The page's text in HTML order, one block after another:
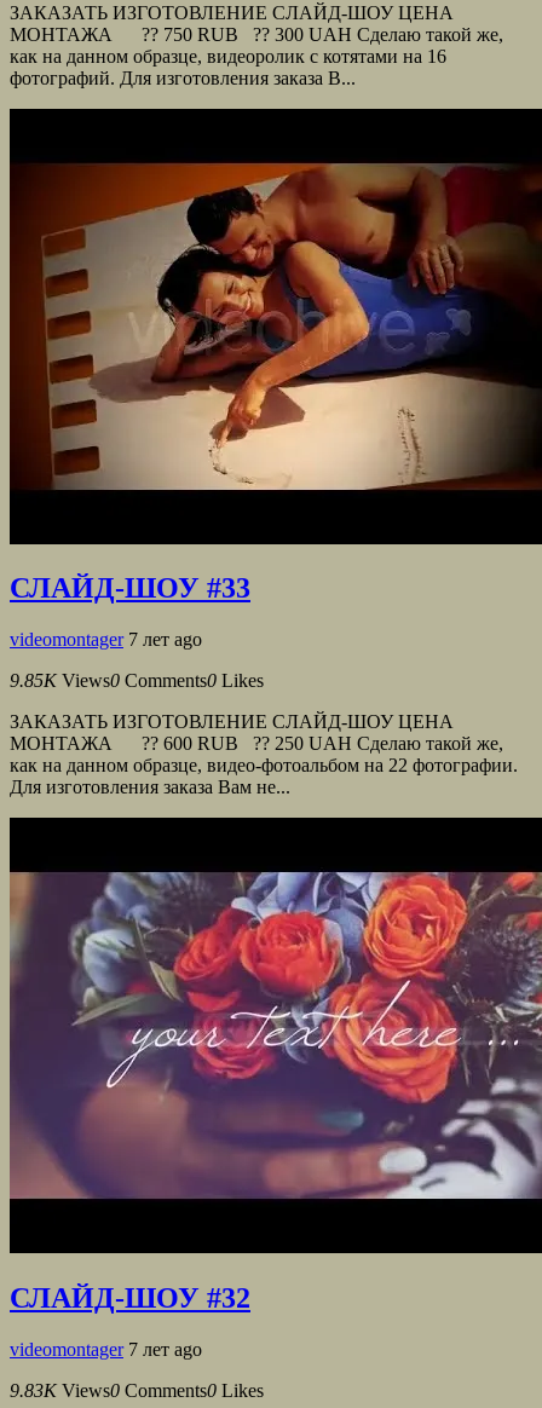
ЗАКАЗАТЬ ИЗГОТОВЛЕНИЕ СЛАЙД-ШОУ ЦЕНА
МОНТАЖА ?? 750 RUB ?? 300 UAH Сделаю такой же,
как на данном образце, видеоролик с котятами на 16
фотографий. Для изготовления заказа В...
СЛАЙД-ШОУ #33
videomontager 7 лет ago
9.85K Views0 Comments0 Likes
ЗАКАЗАТЬ ИЗГОТОВЛЕНИЕ СЛАЙД-ШОУ ЦЕНА
МОНТАЖА ?? 600 RUB ?? 250 UAH Сделаю такой же,
как на данном образце, видео-фотоальбом на 22 фотографии.
Для изготовления заказа Вам не...
СЛАЙД-ШОУ #32
videomontager 7 лет ago
9.83K Views0 Comments0 Likes